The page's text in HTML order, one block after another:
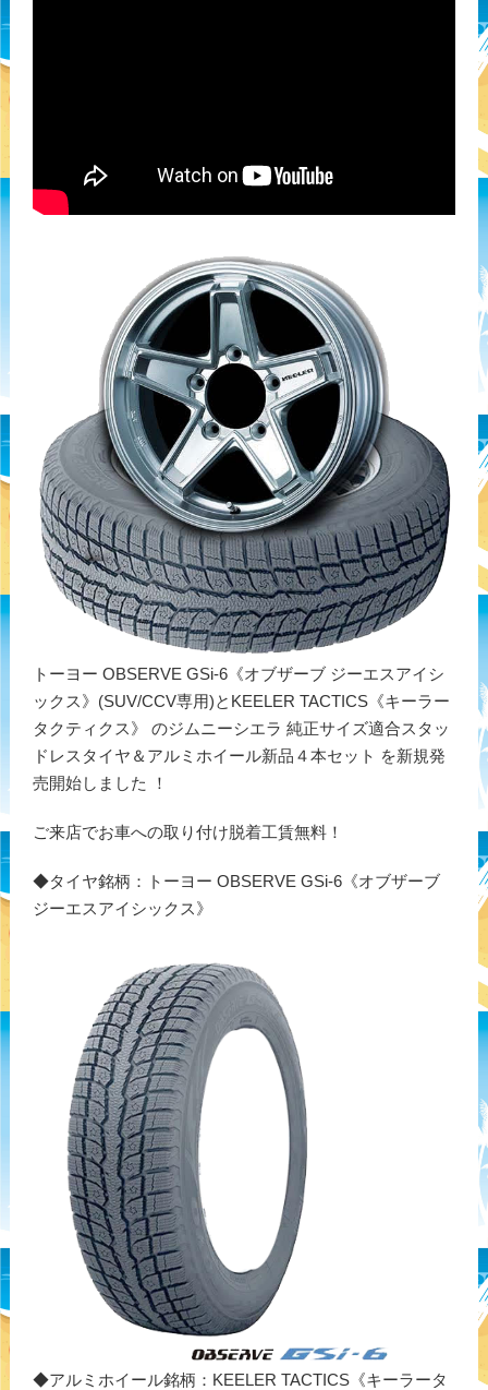
トーヨー OBSERVE GSi-6《オブザーブ ジーエスアイシ
ックス》(SUV/CCV専用)とKEELER TACTICS《キーラー
タクティクス》 のジムニーシエラ 純正サイズ適合スタッ
ドレスタイヤ＆アルミホイール新品４本セット を新規発
売開始しました ！
ご来店でお車への取り付け脱着工賃無料！
◆タイヤ銘柄：トーヨー OBSERVE GSi-6《オブザーブ
ジーエスアイシックス》
◆アルミホイール銘柄：KEELER TACTICS《キーラータ